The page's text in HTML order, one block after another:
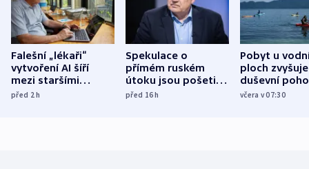
Falešní „lékaři“
vytvoření AI šíří
mezi staršími
Poláky nebezpečné
před 2h
Spekulace o
přímém ruském
útoku jsou pošetilé,
míní estonský
před 16h
Pobyt u
ploch zvyšuje
duševní
ukázala
včera v 07:30